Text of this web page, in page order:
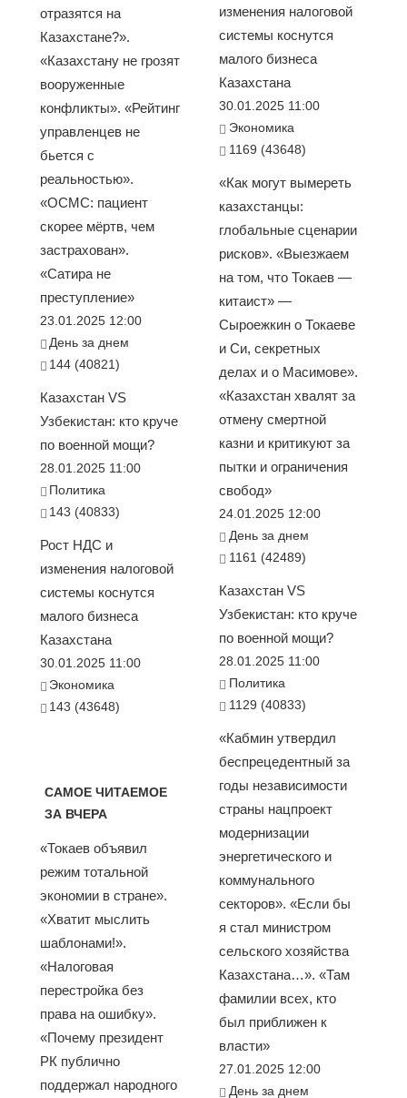
отразятся на
Казахстане?».
«Казахстану не грозят
вооруженные
конфликты». «Рейтинг
управленцев не
бьется с
реальностью».
«ОСМС: пациент
скорее мёртв, чем
застрахован».
«Сатира не
преступление»
23.01.2025 12:00
День за днем
144 (40821)
Казахстан VS
Узбекистан: кто круче
по военной мощи?
28.01.2025 11:00
Политика
143 (40833)
Рост НДС и
изменения налоговой
системы коснутся
малого бизнеса
Казахстана
30.01.2025 11:00
Экономика
143 (43648)
САМОЕ ЧИТАЕМОЕ
ЗА ВЧЕРА
«Токаев объявил
режим тотальной
экономии в стране».
«Хватит мыслить
шаблонами!».
«Налоговая
перестройка без
права на ошибку».
«Почему президент
РК публично
поддержал народного
изменения налоговой
системы коснутся
малого бизнеса
Казахстана
30.01.2025 11:00
Экономика
1169 (43648)
«Как могут вымереть
казахстанцы:
глобальные сценарии
рисков». «Выезжаем
на том, что Токаев —
китаист» —
Сыроежкин о Токаеве
и Си, секретных
делах и о Масимове».
«Казахстан хвалят за
отмену смертной
казни и критикуют за
пытки и ограничения
свобод»
24.01.2025 12:00
День за днем
1161 (42489)
Казахстан VS
Узбекистан: кто круче
по военной мощи?
28.01.2025 11:00
Политика
1129 (40833)
«Кабмин утвердил
беспрецедентный за
годы независимости
страны нацпроект
модернизации
энергетического и
коммунального
секторов». «Если бы
я стал министром
сельского хозяйства
Казахстана…». «Там
фамилии всех, кто
был приближен к
власти»
27.01.2025 12:00
День за днем